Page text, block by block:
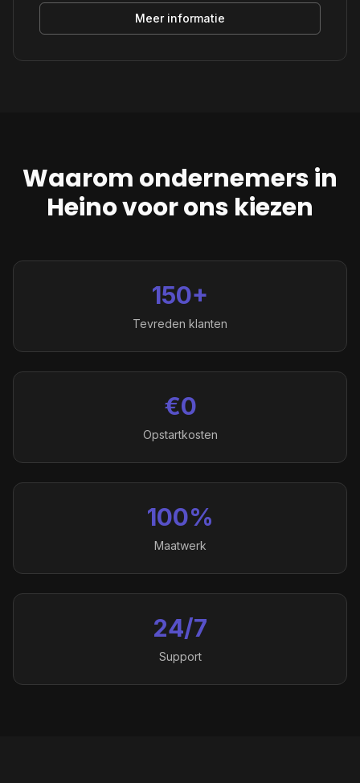
Meer informatie
Waarom ondernemers in
Heinovoor ons kiezen
150+
Tevreden klanten
€0
Opstartkosten
100%
Maatwerk
24/7
Support